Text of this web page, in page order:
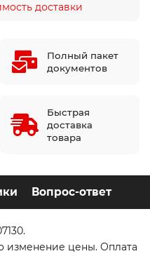
доставки
Полный пакет
документов
Быстрая
доставка
товара
Вопрос-ответ
цены. Оплата